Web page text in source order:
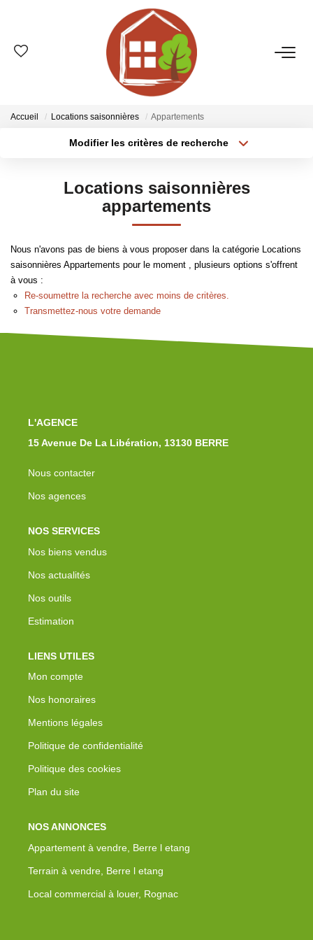
VENTES
ESTIMATION
GESTION
Qui Sommes-Nous ?
Nos Agences
Notre Équipe
Nos Actualités
Accueil Locations saisonnières Appartements
Modifier les critères de recherche
Surface min
Créer une alerte
Locations saisonnières
appartements
Nous n'avons pas de biens à vous proposer dans la catégorie Locations
saisonnières Appartements pour le moment , plusieurs options s'offrent
à vous :
Re-soumettre la recherche avec moins de critères.
Transmettez-nous votre demande
L'AGENCE
15 Avenue De La Libération, 13130 BERRE
Nous contacter
Nos agences
NOS SERVICES
Nos biens vendus
Nos actualités
Nos outils
Estimation
LIENS UTILES
Mon compte
Nos honoraires
Mentions légales
Politique de confidentialité
Politique des cookies
Plan du site
NOS ANNONCES
Appartement à vendre, Berre l etang
Terrain à vendre, Berre l etang
Local commercial à louer, Rognac